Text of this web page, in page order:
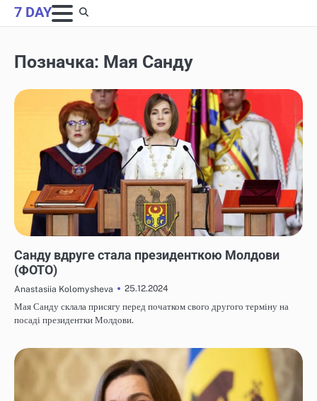
Skip
to
7 DAY
Позначка: Мая Санду
Санду вдруге стала президенткою Молдови
(ФОТО)
Anastasiia Kolomysheva
25.12.2024
Мая Санду склала присягу перед початком свого другого терміну на
посаді президентки Молдови.